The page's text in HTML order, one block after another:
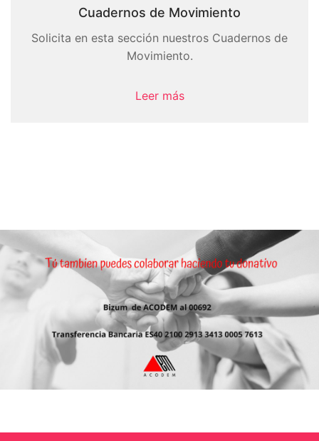
Cuadernos de Movimiento
Solicita en esta sección nuestros Cuadernos de
Movimiento.
Leer más